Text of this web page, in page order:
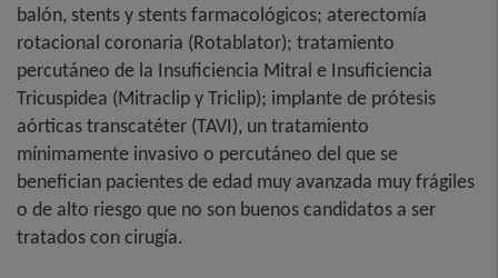
balón, stents y stents farmacológicos; aterectomía
rotacional coronaria (Rotablator); tratamiento
percutáneo de la Insuficiencia Mitral e Insuficiencia
Tricuspidea (Mitraclip y Triclip); implante de prótesis
aórticas transcatéter (TAVI), un tratamiento
mínimamente invasivo o percutáneo del que se
benefician pacientes de edad muy avanzada muy frágiles
o de alto riesgo que no son buenos candidatos a ser
tratados con cirugía.